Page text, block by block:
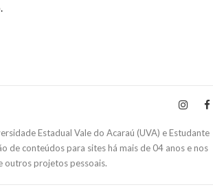
Estadual Vale do Acaraú (UVA) e Estudante
de conteúdos para sites há mais de 04 anos e nos
outros projetos pessoais.